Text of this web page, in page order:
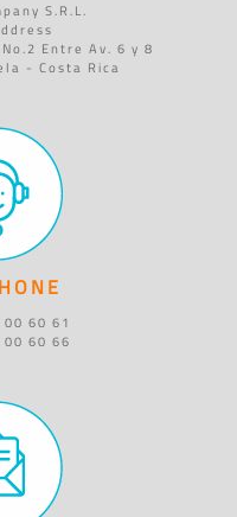
S.R.L.
Entre Av. 6 y 8
- Costa Rica
60 61
00 60 66